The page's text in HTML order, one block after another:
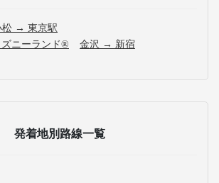
松 → 東京駅
ニーランド®
金沢 → 新宿
発着地別路線一覧